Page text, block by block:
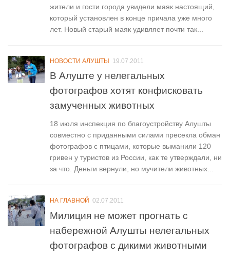
жители и гости города увидели маяк настоящий,
который установлен в конце причала уже много
лет. Новый старый маяк удивляет почти так...
НОВОСТИ АЛУШТЫ 19.07.2011
В Алуште у нелегальных
фотографов хотят конфисковать
замученных животных
18 июля инспекция по благоустройству Алушты
совместно с приданными силами пресекла обман
фотографов с птицами, которые выманили 120
гривен у туристов из России, как те утверждали, ни
за что. Деньги вернули, но мучители животных...
НА ГЛАВНОЙ 02.07.2011
Милиция не может прогнать с
набережной Алушты нелегальных
фотографов с дикими животными